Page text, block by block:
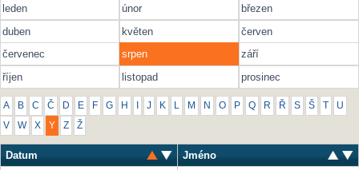
leden únor
březen
duben
květen
červen
červenec
srpen
září
říjen
listopad prosinec
A B C Č D E F G H J K L M N O P Q R Ř S Š U
V W X Y Z Ž
Datum
Jméno